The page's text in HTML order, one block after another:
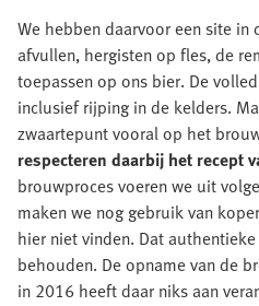
We hebben daarvoor een site in
afvullen, hergisten op fles, de
toepassen op ons bier. De
inclusief rijping in de kelders.
zwaartepunt vooral op het
respecteren daarbij het recept
brouwproces voeren we uit
maken we nog gebruik van
hier niet vinden. Dat
behouden. De opname van de
in 2016 heeft daar niks aan